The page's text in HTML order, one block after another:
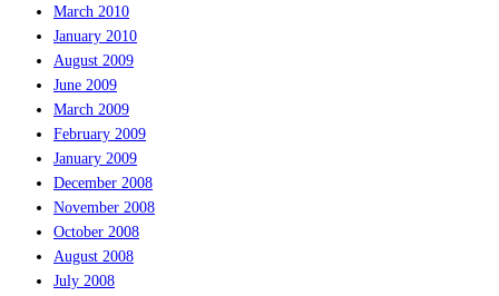
March 2010
January 2010
August 2009
June 2009
March 2009
February 2009
January 2009
December 2008
November 2008
October 2008
August 2008
July 2008